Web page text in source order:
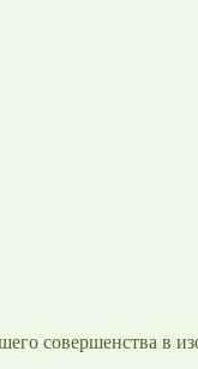
совершенства в